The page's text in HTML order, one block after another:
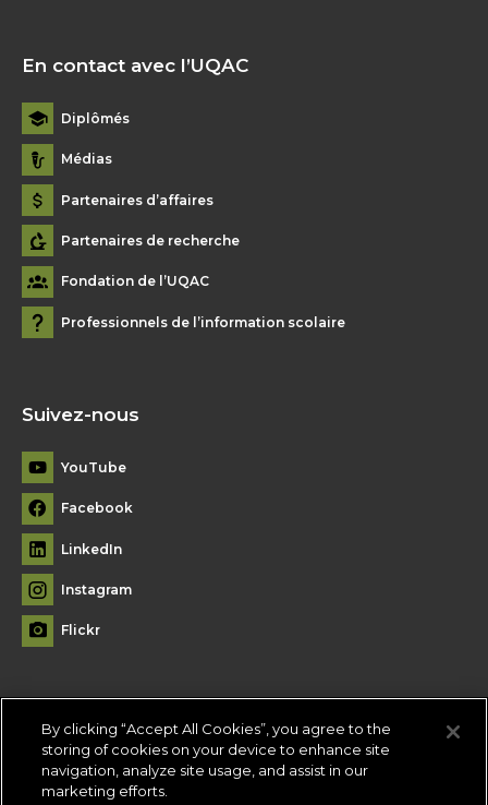
En contact avec l’UQAC
Diplômés
Médias
Partenaires d’affaires
Partenaires de recherche
Fondation de l’UQAC
Professionnels de l’information scolaire
Suivez-nous
YouTube
Facebook
LinkedIn
Instagram
Flickr
Plan du site
Conditions d'utilisation
By clicking “Accept All Cookies”, you agree to the
storing of cookies on your device to enhance site
navigation, analyze site usage, and assist in our
marketing efforts.